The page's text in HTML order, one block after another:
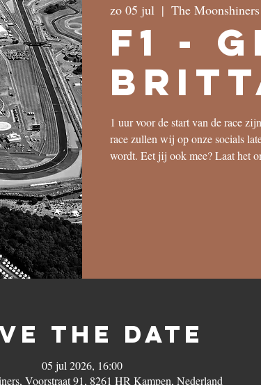
zo 05 jul
  |
The Moonshiners
F1 -
1 uur voor de start van de race
race zullen wij op onze socials
wordt. Eet jij ook mee? Laat het
the date
05 jul 2026, 16:00
Voorstraat 91, 8261 HR Kampen, Nederland